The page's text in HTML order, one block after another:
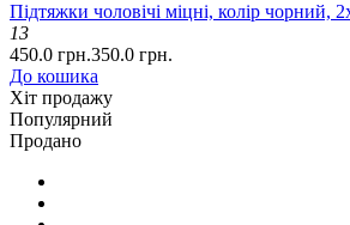
Підтяжки чоловічі міцні, колір чорний,
13
450.0 грн.350.0 грн.
До кошика
Хіт продажу
Популярний
Продано